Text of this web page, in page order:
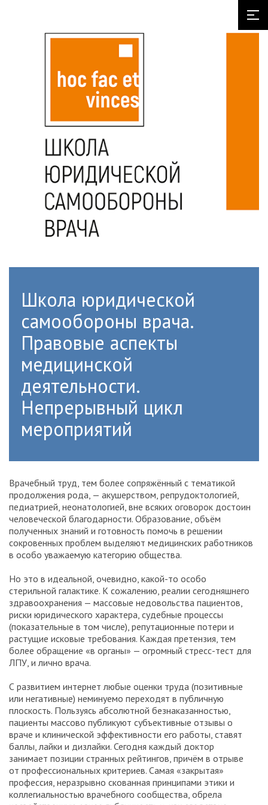
Школа юридической
самообороны врача.
Правовые аспекты
медицинской
деятельности.
Непрерывный цикл
мероприятий
Врачебный труд, тем более сопряжённый с тематикой
продолжения рода, — акушерством, репрудоктологией,
педиатрией, неонатологией, вне всяких оговорок достоин
человеческой благодарности. Образование, объём
полученных знаний и готовность помочь в решении
сокровенных проблем выделяют медицинских работников
в особо уважаемую категорию общества.
Но это в идеальной, очевидно, какой-то особо
стерильной галактике. К сожалению, реалии сегодняшнего
здравоохранения — массовые недовольства пациентов,
риски юридического характера, судебные процессы
(показательные в том числе), репутационные потери и
растущие исковые требования. Каждая претензия, тем
более обращение «в органы» — огромный стресс-тест для
ЛПУ, и лично врача.
С развитием интернет любые оценки труда (позитивные
или негативные) неминуемо переходят в публичную
плоскость. Пользуясь абсолютной безнаказанностью,
пациенты массово публикуют субъективные отзывы о
враче и клинической эффективности его работы, ставят
баллы, лайки и дизлайки. Сегодня каждый доктор
занимает позиции странных рейтингов, причём в отрыве
от профессиональных критериев. Самая «закрытая»
профессия, неразрывно скованная принципами этики и
коллегиальностью врачебного сообщества, обрела